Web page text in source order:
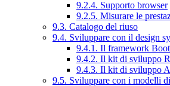
9.2.4. Supporto browser
9.2.5. Misurare le
9.3. Catalogo del riuso
9.4. Sviluppare con il design
9.4.1. Il framework
9.4.2. Il kit di sviluppo
9.4.3. Il kit di sviluppo
9.5. Sviluppare con i modelli